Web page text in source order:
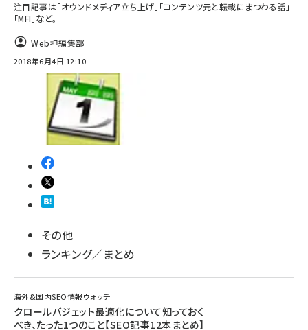
注目記事は「オウンドメディア立ち上げ」「コンテンツ元と転載にまつわる話」
「MFI」など。
Web担編集部
2018年6月4日 12:10
その他
ランキング／まとめ
海外&国内SEO情報ウォッチ
クロールバジェット最適化について知っておく
べき、たった1つのこと【SEO記事12本まとめ】